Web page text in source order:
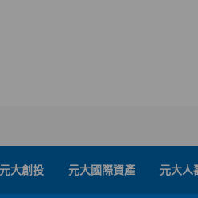
元大創投 元大國際資產 元大人